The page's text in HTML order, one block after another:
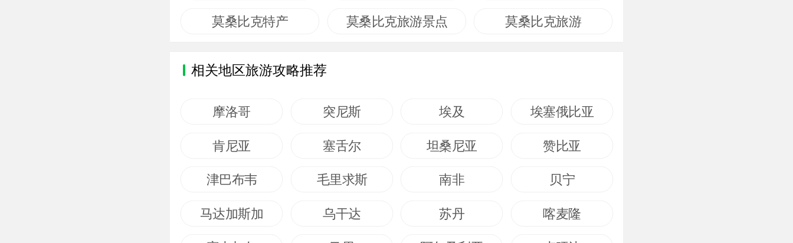
莫桑比克特产 莫桑比克旅游景点 莫桑比克旅游
相关地区旅游攻略推荐
摩洛哥 突尼斯 埃及 埃塞俄比亚
肯尼亚 塞舌尔 坦桑尼亚 赞比亚
津巴布韦 毛里求斯 南非 贝宁
马达加斯加 乌干达 苏丹 喀麦隆